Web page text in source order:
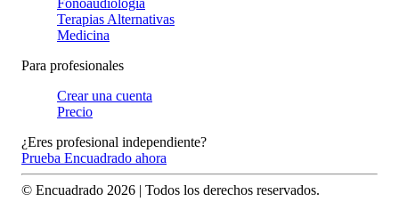
Fonoaudiología
Terapias Alternativas
Medicina
Para profesionales
Crear una cuenta
Precio
¿Eres profesional independiente?
Prueba Encuadrado ahora
© Encuadrado 2026 | Todos los derechos reservados.